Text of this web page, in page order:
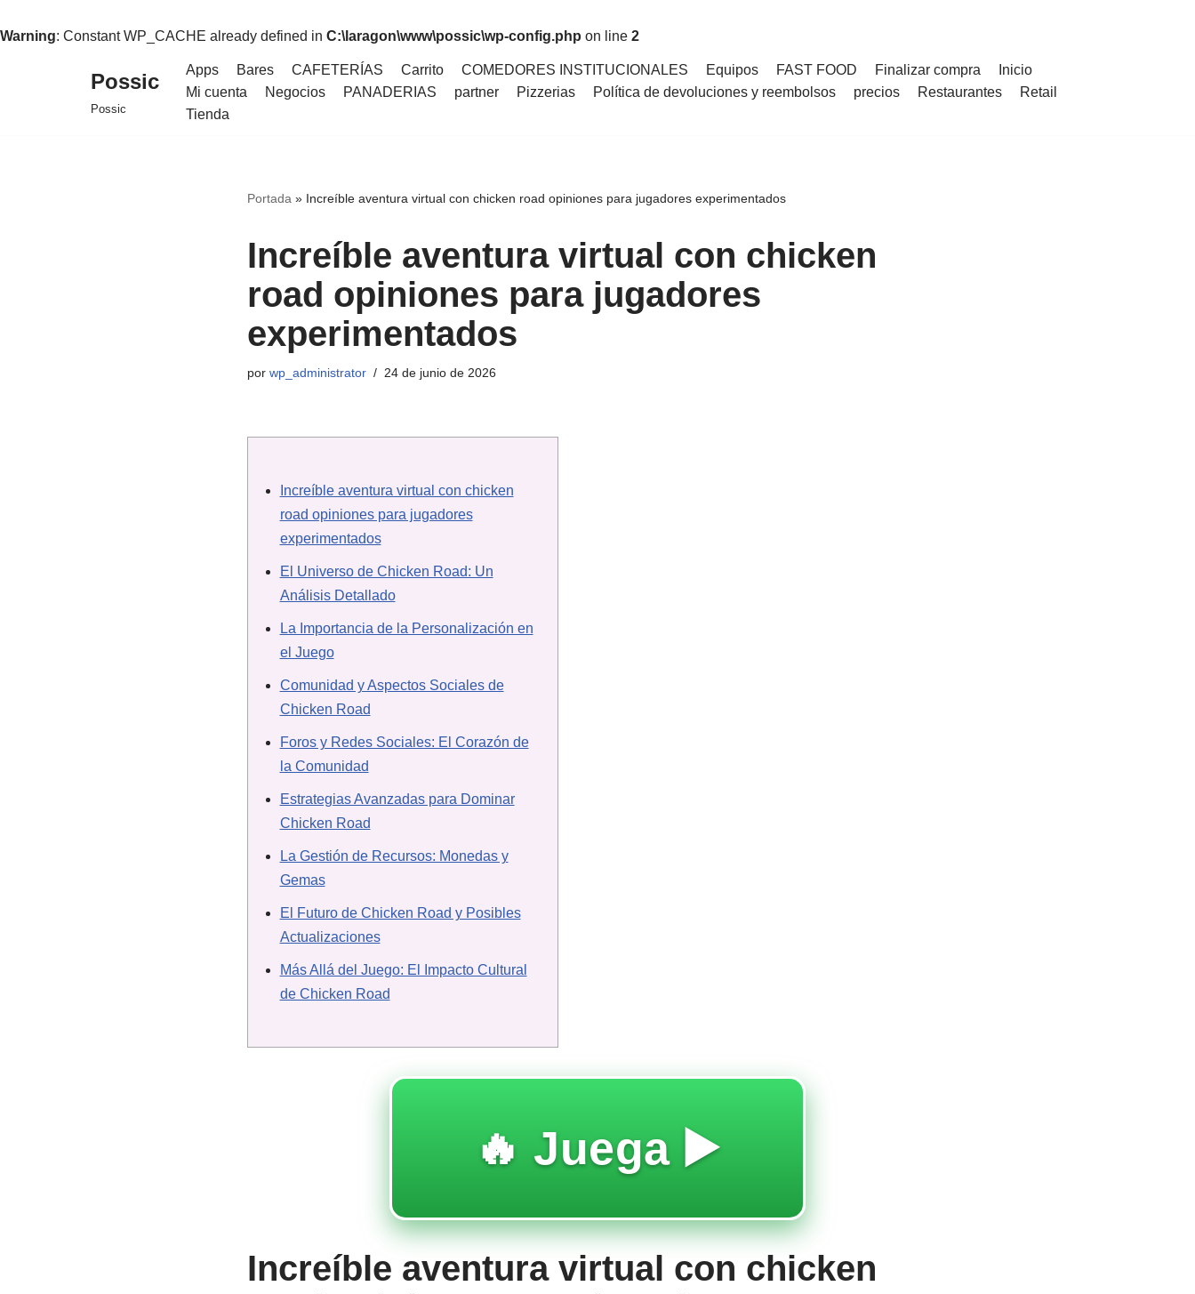
Warning: Constant WP_CACHE already defined in C:\laragon\www\possic\wp-config.php on line 2
Possic
Possic
Apps Bares CAFETERÍAS Carrito COMEDORES INSTITUCIONALES Equipos FAST FOOD Finalizar compra
Inicio
Mi cuenta
Negocios PANADERIAS partner Pizzerias Política de devoluciones y reembolsos precios Restaurantes
Retail
Tienda
Portada » Increíble aventura virtual con chicken road opiniones para jugadores experimentados
Increíble aventura virtual con chicken
road opiniones para jugadores
experimentados
por wp_administrator 24 de junio de 2026
Increíble aventura virtual con chicken
road opiniones para jugadores
experimentados
El Universo de Chicken Road: Un
Análisis Detallado
La Importancia de la Personalización en
el Juego
Comunidad y Aspectos Sociales de
Chicken Road
Foros y Redes Sociales: El Corazón de
la Comunidad
Estrategias Avanzadas para Dominar
Chicken Road
La Gestión de Recursos: Monedas y
Gemas
El Futuro de Chicken Road y Posibles
Actualizaciones
Más Allá del Juego: El Impacto Cultural
de Chicken Road
🔥 Juega ▶️
Increíble aventura virtual con chicken